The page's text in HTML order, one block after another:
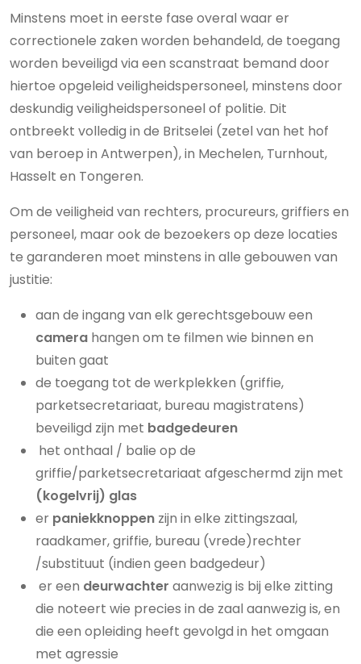
Minstens moet in eerste fase overal waar er
correctionele zaken worden behandeld, de toegang
worden beveiligd via een scanstraat bemand door
hiertoe opgeleid veiligheidspersoneel, minstens door
deskundig veiligheidspersoneel of politie. Dit
ontbreekt volledig in de Britselei (zetel van het hof
van beroep in Antwerpen), in Mechelen, Turnhout,
Hasselt en Tongeren.
Om de veiligheid van rechters, procureurs, griffiers en
personeel, maar ook de bezoekers op deze locaties
te garanderen moet minstens in alle gebouwen van
justitie:
aan de ingang van elk gerechtsgebouw een
camera hangen om te filmen wie binnen en
buiten gaat
de toegang tot de werkplekken (griffie,
parketsecretariaat, bureau magistratens)
beveiligd zijn met badgedeuren
het onthaal / balie op de
griffie/parketsecretariaat afgeschermd zijn met
(kogelvrij) glas
er paniekknoppen zijn in elke zittingszaal,
raadkamer, griffie, bureau (vrede)rechter
/substituut (indien geen badgedeur)
er een deurwachter aanwezig is bij elke zitting
die noteert wie precies in de zaal aanwezig is, en
die een opleiding heeft gevolgd in het omgaan
met agressie